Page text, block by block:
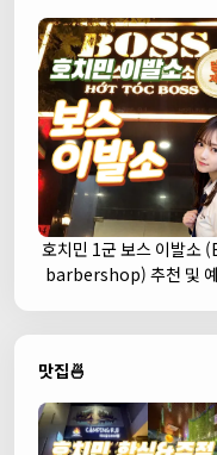
호치민 1군 보스 이발소
barbershop) 추천 및
맛집🍜